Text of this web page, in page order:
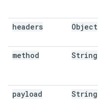
headers Object
method String
payload String